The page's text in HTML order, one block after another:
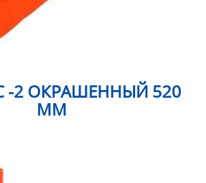
-2 ОКРАШЕННЫЙ 520
ММ